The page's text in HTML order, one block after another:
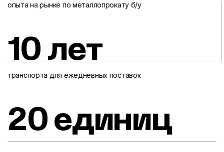
опыта на рынке по металлопрокату б/у
10 лет
транспорта для ежедневных поставок
20 единиц